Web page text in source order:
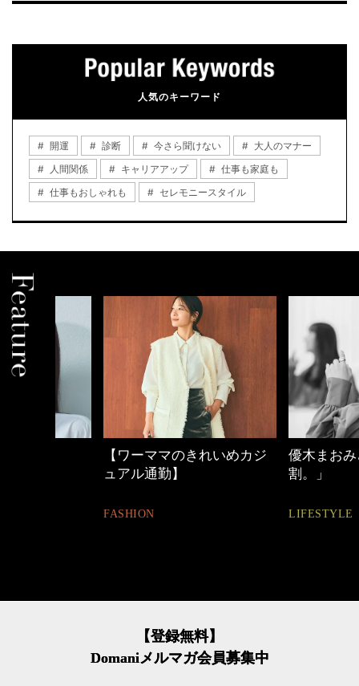
人気のキーワード
開運 診断 今さら聞けない
大人のマナー
人間関係
キャリアアップ
仕事も家庭も
仕事もおしゃれも
セレモニースタイル
【ワーママのきれいめカジ
ュアル通勤】
FASHION
優木まおみさん「
LIFESTYLE
【登録無料】
Domaniメルマガ会員募集中